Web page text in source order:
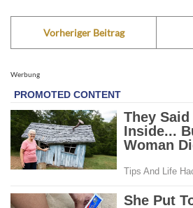
Vorheriger Beitrag
Werbung